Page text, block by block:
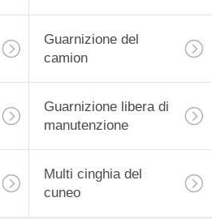
Guarnizione del
camion
Guarnizione libera di
manutenzione
Multi cinghia del
cuneo